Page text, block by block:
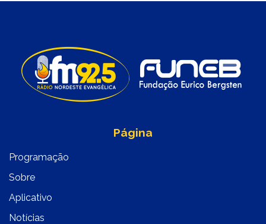
Página
Programação
Sobre
Aplicativo
Notícias